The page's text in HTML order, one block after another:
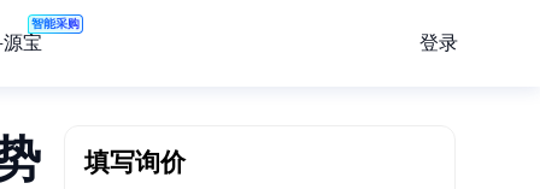
宝
智能采购
登录
填写询价